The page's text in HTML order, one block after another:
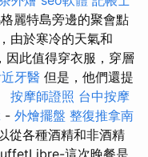
麗特島旁邊的聚會點
由於寒冷的天氣和
因此值得穿衣服，穿層
牙醫 但是，他們還提
按摩師證照 台中按摩
- 外燴擺盤 整復推拿南
從各種酒精和非酒精
這次晚餐是